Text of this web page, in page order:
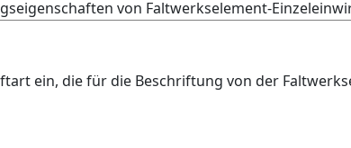
von Faltwerkselement-
ein, die für die Beschriftung von der